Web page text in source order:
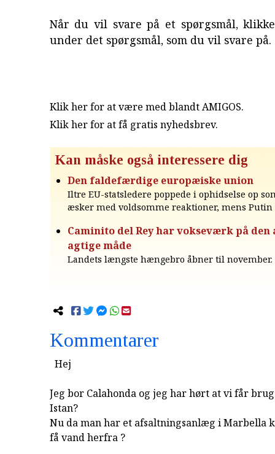
Når du vil svare på et spørgsmål,
under det spørgsmål, som du vil svare på.
Klik her for at være med blandt AMIGOS.
Klik her for at få gratis nyhedsbrev.
Kan måske også interessere dig
Den faldefærdige europæiske union
Iltre EU-statsledere poppede i ophidselse op
æsker med voldsomme reaktioner, mens Putin
Caminito del Rey har vokseværk på
agtige måde
Landets længste hængebro åbner til november.
Kommentarer
Hej
Jeg bor Calahonda og jeg har hørt at vi får
Istan?
Nu da man har et afsaltningsanlæg i Marbella
få vand herfra ?